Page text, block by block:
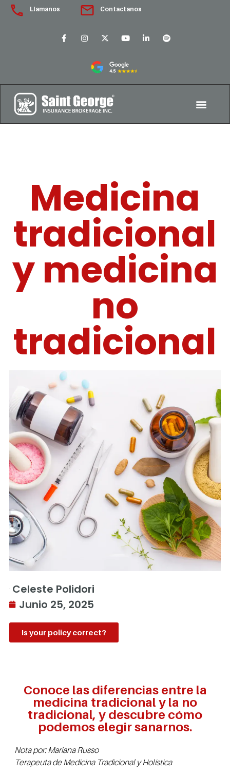
Llamanos Contactanos
Medicina
tradicional
y medicina
no
tradicional
Celeste Polidori
Junio 25, 2025
Is your policy correct?
Conoce las diferencias entre la
medicina tradicional y la no
tradicional, y descubre cómo
podemos elegir sanarnos.
Nota por: Mariana Russo
Terapeuta de Medicina Tradicional y Holística